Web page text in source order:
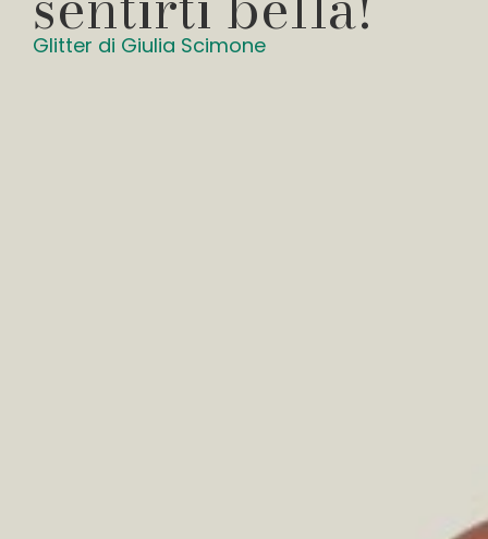
Glitter di Giulia Scimone